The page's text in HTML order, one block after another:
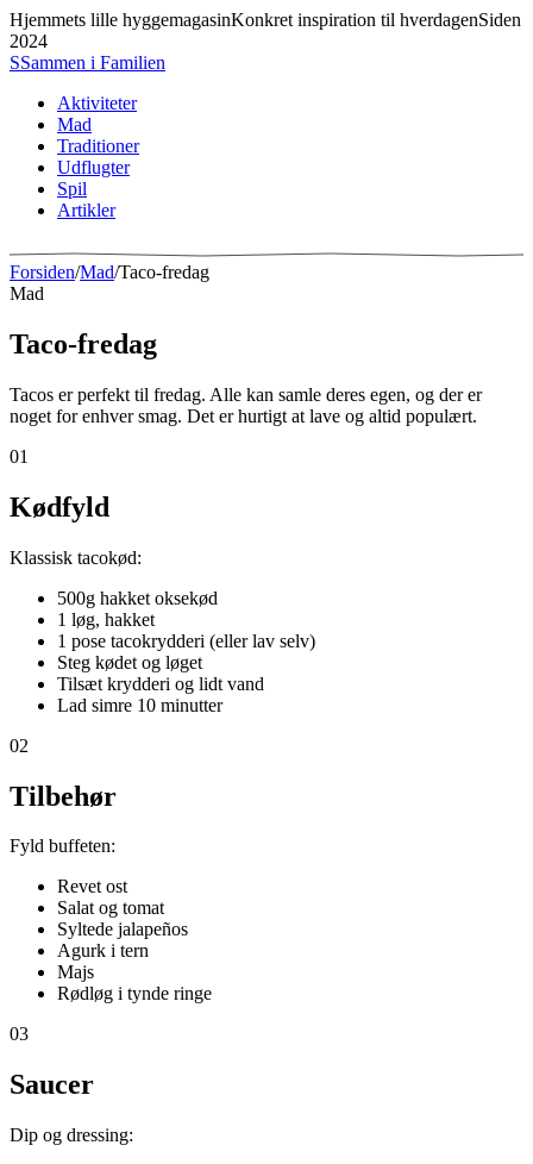
Hjemmets lille hyggemagasinKonkret inspiration til hverdagenSiden
2024
SSammen i Familien
Aktiviteter
Mad
Traditioner
Udflugter
Spil
Artikler
Forsiden/Mad/Taco-fredag
Mad
Taco-fredag
Tacos er perfekt til fredag. Alle kan samle deres egen, og der er
noget for enhver smag. Det er hurtigt at lave og altid populært.
01
Kødfyld
Klassisk tacokød:
500g hakket oksekød
1 løg, hakket
1 pose tacokrydderi (eller lav selv)
Steg kødet og løget
Tilsæt krydderi og lidt vand
Lad simre 10 minutter
02
Tilbehør
Fyld buffeten:
Revet ost
Salat og tomat
Syltede jalapeños
Agurk i tern
Majs
Rødløg i tynde ringe
03
Saucer
Dip og dressing: